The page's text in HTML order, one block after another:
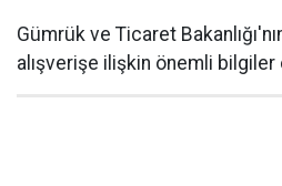
Gümrük ve Ticaret
alışverişe ilişkin önemli bilgiler